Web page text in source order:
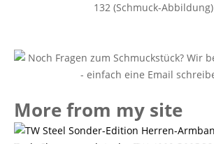
132 (Schmuck-Abbildung)
More from my site